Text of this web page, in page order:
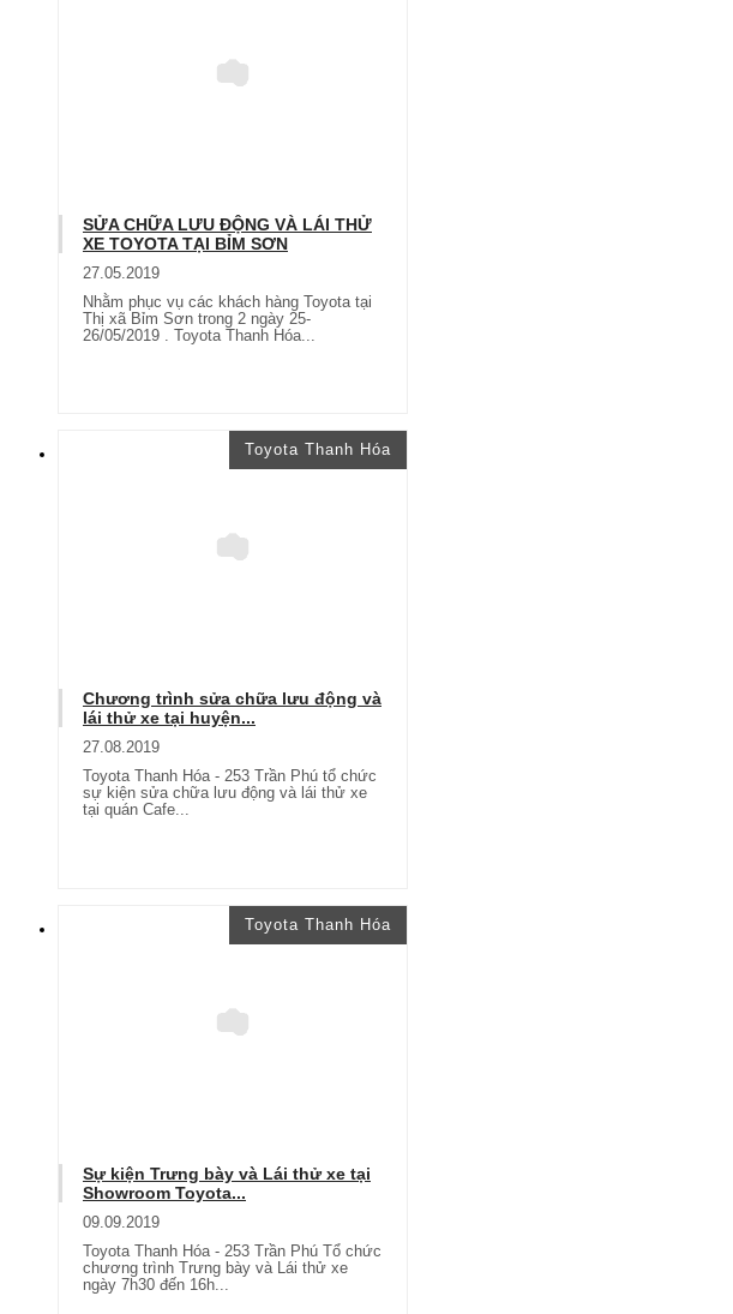
SỬA CHỮA LƯU ĐỘNG VÀ LÁI THỬ
XE TOYOTA TẠI BỈM SƠN
27.05.2019
Nhằm phục vụ các khách hàng Toyota tại
Thị xã Bỉm Sơn trong 2 ngày 25-
26/05/2019 . Toyota Thanh Hóa...
Chương trình sửa chữa lưu động và
lái thử xe tại huyện...
27.08.2019
Toyota Thanh Hóa
Toyota Thanh Hóa - 253 Trần Phú tổ chức
sự kiện sửa chữa lưu động và lái thử xe
tại quán Cafe...
Sự kiện Trưng bày và Lái thử xe tại
Showroom Toyota...
09.09.2019
Toyota Thanh Hóa
Toyota Thanh Hóa - 253 Trần Phú Tổ chức
chương trình Trưng bày và Lái thử xe
ngày 7h30 đến 16h...